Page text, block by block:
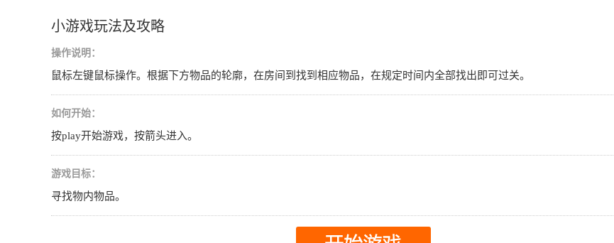
小游戏玩法及攻略
操作说明：
鼠标左键鼠标操作。根据下方物品的轮廓，在房间到找到相应物品，在规定时间内全部找出即可过关。
如何开始：
按play开始游戏，按箭头进入。
游戏目标：
寻找物内物品。